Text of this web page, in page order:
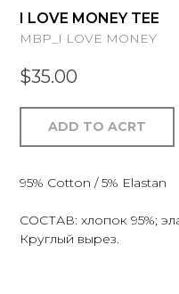
I LOVE MONEY TEE
MBP_I LOVE MONEY
$35.00
ADD TO ACRT
95% Cotton / 5% Elastan
СОСТАВ: хлопок 95%;
Круглый вырез.